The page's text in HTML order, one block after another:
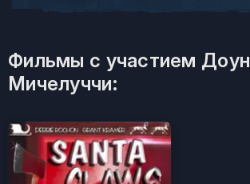
Фильмы с участием Доун
Мичелуччи: